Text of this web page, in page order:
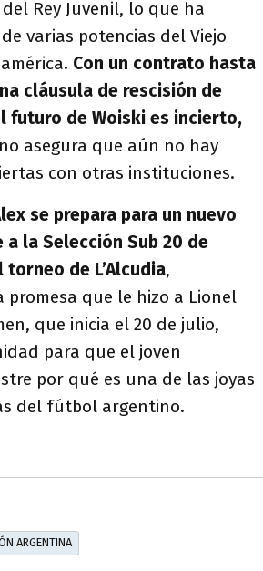
Rey Juvenil, lo que ha
varias potencias del Viejo
Con un contrato hasta
cláusula de rescisión de
futuro de Woiski es incierto,
asegura que aún no hay
con otras instituciones.
se prepara para un nuevo
a la Selección Sub 20 de
de L’Alcudia,
promesa que le hizo a Lionel
que inicia el 20 de julio,
para que el joven
por qué es una de las joyas
del fútbol argentino.
ARGENTINA